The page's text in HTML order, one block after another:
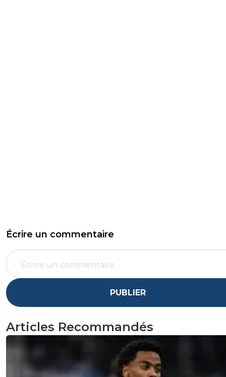
Écrire un commentaire
PUBLIER
Articles Recommandés